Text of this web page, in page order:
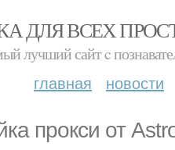
ДЛЯ ВСЕХ
лучший сайт c
главная новости
прокси от